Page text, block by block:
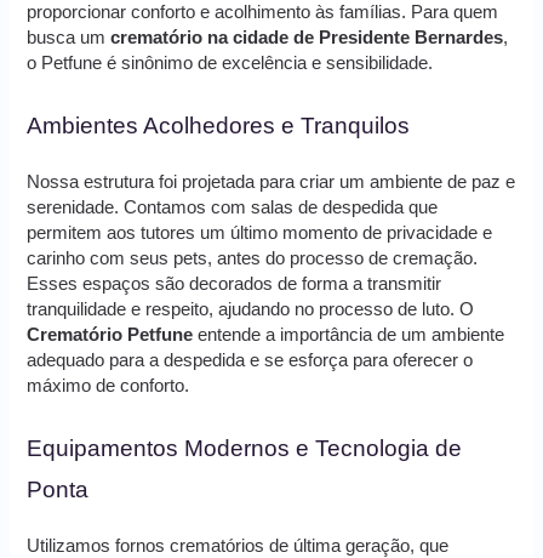
proporcionar conforto e acolhimento às famílias. Para quem
busca umcrematório na cidade de Presidente Bernardes,
o Petfune é sinônimo de excelência e sensibilidade.
Ambientes Acolhedores e Tranquilos
Nossa estrutura foi projetada para criar um ambiente de paz e
serenidade. Contamos com salas de despedida que
permitem aos tutores um último momento de privacidade e
carinho com seus pets, antes do processo de cremação.
Esses espaços são decorados de forma a transmitir
tranquilidade e respeito, ajudando no processo de luto. O
Crematório Petfune entende a importância de um ambiente
adequado para a despedida e se esforça para oferecer o
máximo de conforto.
Equipamentos Modernos e Tecnologia de
Ponta
Utilizamos fornos crematórios de última geração, que